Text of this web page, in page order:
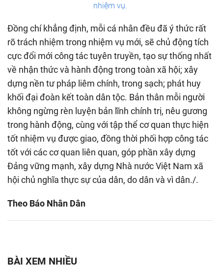
nhiệm vụ.
Đồng chí khẳng định, mỗi cá nhân đều đã ý thức rất
rõ trách nhiệm trong nhiệm vụ mới, sẽ chủ động tích
cực đổi mới công tác tuyên truyền, tạo sự thống nhất
về nhận thức và hành động trong toàn xã hội; xây
dựng nền tư pháp liêm chính, trong sạch; phát huy
khối đại đoàn kết toàn dân tộc. Bản thân mỗi người
không ngừng rèn luyện bản lĩnh chính trị, nêu gương
trong hành động, cùng với tập thể cơ quan thực hiện
tốt nhiệm vụ được giao, đồng thời phối hợp công tác
tốt với các cơ quan liên quan, góp phần xây dựng
Đảng vững mạnh, xây dựng Nhà nước Việt Nam xã
hội chủ nghĩa thực sự của dân, do dân và vì dân./.
Theo Báo Nhân Dân
BÀI XEM NHIỀU